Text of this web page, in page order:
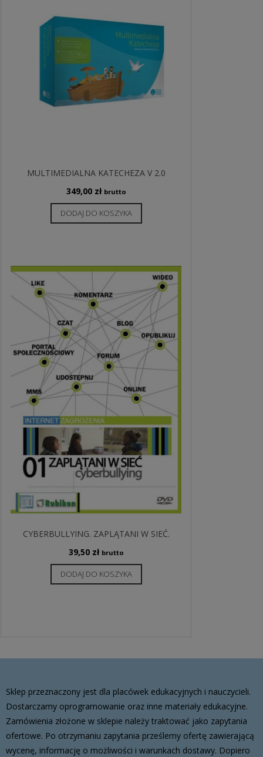
MULTIMEDIALNA KATECHEZA V 2.0
349,00 zł brutto
DODAJ DO KOSZYKA
CYBERBULLYING. ZAPLĄTANI W SIEĆ.
39,50 zł brutto
DODAJ DO KOSZYKA
Sklep przeznaczony jest dla placówek edukacyjnych i nauczycieli.
Dostarczamy oprogramowanie oraz inne materiały edukacyjne.
Zamówienia złożone w sklepie należy traktować jako zapytania
ofertowe. Po otrzymaniu zapytania prześlemy ofertę zawierającą
wycenę, informację o możliwości i warunkach dostawy. Dopiero